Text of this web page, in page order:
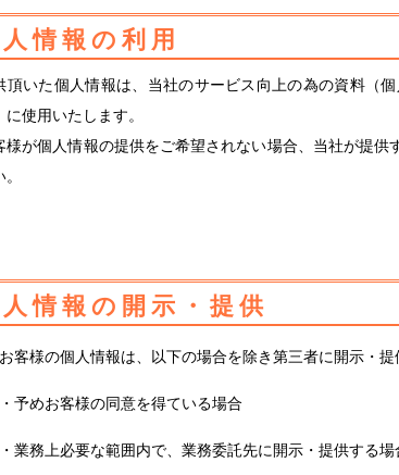
情報の利用
頂いた個人情報は、当社のサービス向上の為の資料（
に使用いたします。
様が個人情報の提供をご希望されない場合、当社が提
情報の開示・提供
お客様の個人情報は、以下の場合を除き第三者に開示・提
・予めお客様の同意を得ている場合
・業務上必要な範囲内で、業務委託先に開示・提供する場